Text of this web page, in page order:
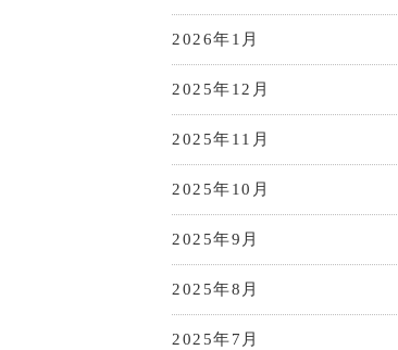
2026年1月
2025年12月
2025年11月
2025年10月
2025年9月
2025年8月
2025年7月